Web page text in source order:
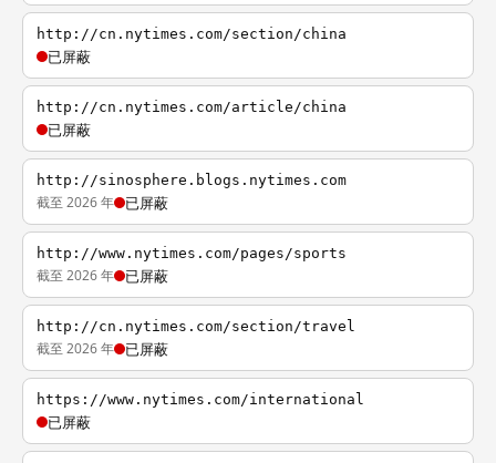
http://cn.nytimes.com/section/china
已屏蔽
http://cn.nytimes.com/article/china
已屏蔽
http://sinosphere.blogs.nytimes.com
截至 2026 年 已屏蔽
http://www.nytimes.com/pages/sports
截至 2026 年 已屏蔽
http://cn.nytimes.com/section/travel
截至 2026 年 已屏蔽
https://www.nytimes.com/international
已屏蔽